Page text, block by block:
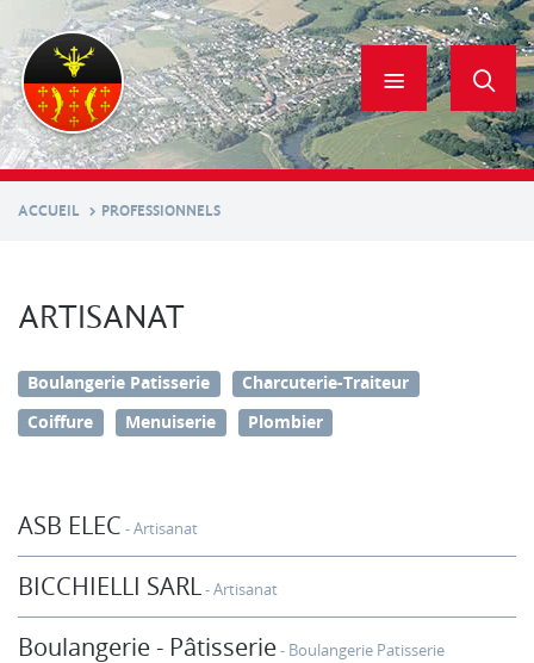
contenu
principal
ACCUEIL PROFESSIONNELS
ARTISANAT
Boulangerie Patisserie
Charcuterie-Traiteur
Coiffure
Menuiserie Plombier
ASB ELEC Artisanat
BICCHIELLI SARL Artisanat
Boulangerie - Pâtisserie Boulangerie Patisserie